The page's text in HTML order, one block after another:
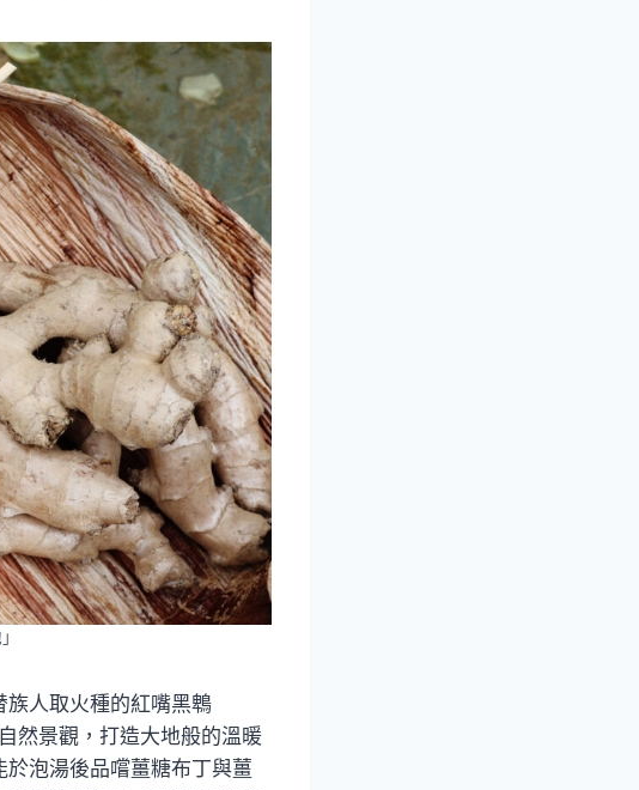
人取火種的紅嘴黑鵯
然景觀，打造大地般的溫暖
泡湯後品嚐薑糖布丁與薑